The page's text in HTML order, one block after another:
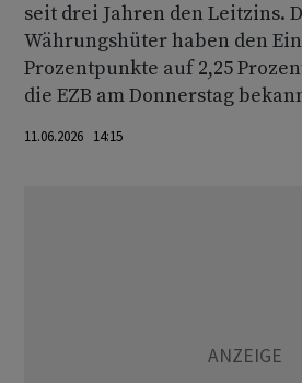
seit drei Jahren den Leitzins.
Währungshüter haben den
Prozentpunkte auf 2,25
die EZB am Donnerstag
11.06.2026 14:15